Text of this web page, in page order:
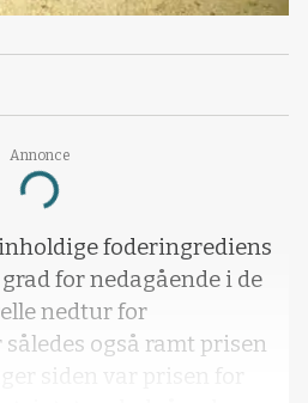
Annonce
Loading...
foderingrediens
for nedagående i de
nedtur for
også ramt prisen
siden var prisen for